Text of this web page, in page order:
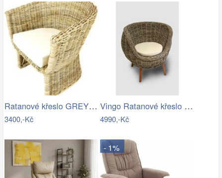
Ratanové křeslo GREY - šedý ratan
3400,-Kč
Vingo Ratanové křeslo s polstrem – šedé…
4990,-Kč
- 1%